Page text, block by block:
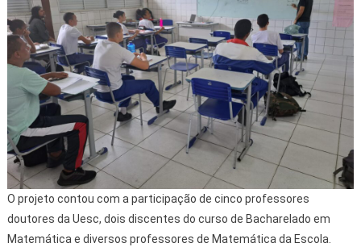
O projeto contou com a participação de cinco professores
doutores da Uesc, dois discentes do curso de Bacharelado em
Matemática e diversos professores de Matemática da Escola.